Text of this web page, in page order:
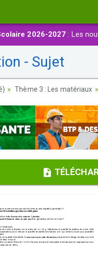
2026-2027 : Les
- Sujet
Thème 3 : Les matériaux